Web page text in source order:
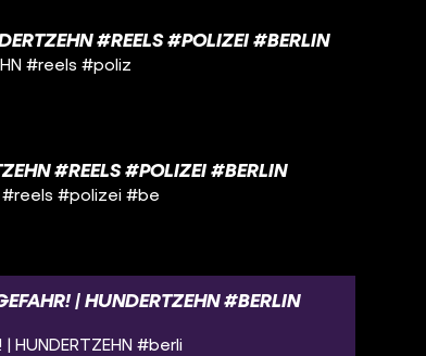
#REELS #POLIZEI #BERLIN
#reels #poliz
#REELS #POLIZEI #BERLIN
#reels #polizei #be
| HUNDERTZEHN #BERLIN
#berli